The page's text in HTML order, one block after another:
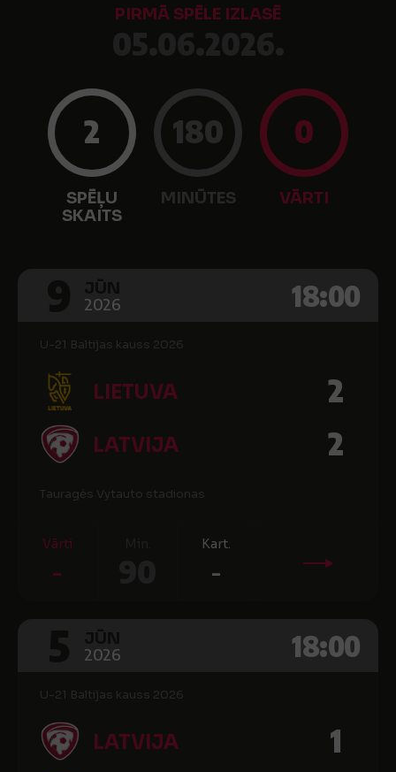
PIRMĀ SPĒLE IZLASĒ
2
SPĒĻU
SKAITS
180
MINŪTES
0
VĀRTI
2026 18:00
U-21 Baltijas kauss 2026
LIETUVA 2
LATVIJA 2
Tauragės Vytauto stadionas
Vārti
-
Kart.
-
2026 18:00
U-21 Baltijas kauss 2026
LATVIJA 1